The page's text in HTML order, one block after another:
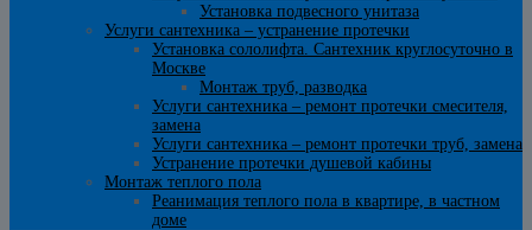
Установка подвесного унитаза
Услуги сантехника – устранение протечки
Установка сололифта. Сантехник круглосуточно в
Москве
Монтаж труб, разводка
Услуги сантехника – ремонт протечки смесителя,
замена
Услуги сантехника – ремонт протечки труб, замена
Устранение протечки душевой кабины
Монтаж теплого пола
Реанимация теплого пола в квартире, в частном
доме